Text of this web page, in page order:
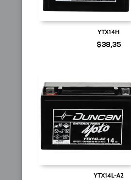
YTX14H
$38,35
YTX14L-A2